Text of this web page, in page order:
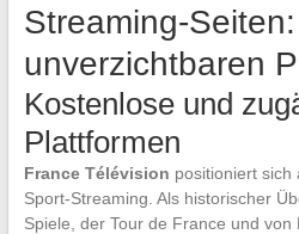
Streaming-
unverzichtbaren
Kostenlose und
Plattformen
France Télévision positioniert sich
Sport-Streaming. Als historischer
Spiele, der Tour de France und